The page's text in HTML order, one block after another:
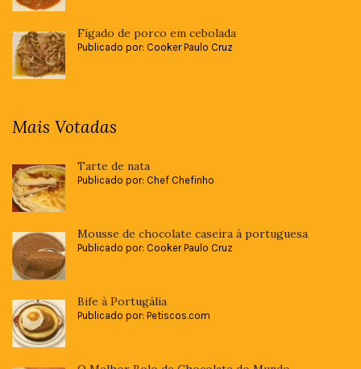
Fígado de porco em cebolada
Publicado por: Cooker Paulo Cruz
Mais Votadas
Tarte de nata
Publicado por: Chef Chefinho
Mousse de chocolate caseira à portuguesa
Publicado por: Cooker Paulo Cruz
Bife à Portugália
Publicado por: Petiscos.com